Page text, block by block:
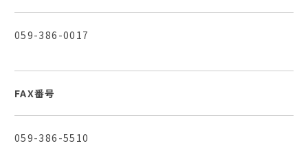
059-386-0017
FAX番号
059-386-5510